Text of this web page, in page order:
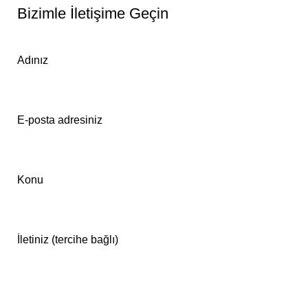
Bizimle İletişime Geçin
Adınız
E-posta adresiniz
Konu
İletiniz (tercihe bağlı)